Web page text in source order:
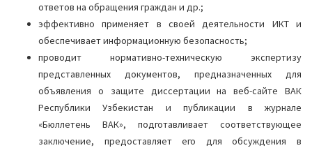
ответов на обращения граждан и др.;
эффективно применяет в своей деятельности ИКТ и
обеспечивает информационную безопасность;
проводит нормативно-техническую экспертизу
представленных документов, предназначенных для
объявления о защите диссертации на веб-сайте ВАК
Республики Узбекистан и публикации в журнале
«Бюллетень ВАК», подготавливает соответствующее
заключение, предоставляет его для обсуждения в